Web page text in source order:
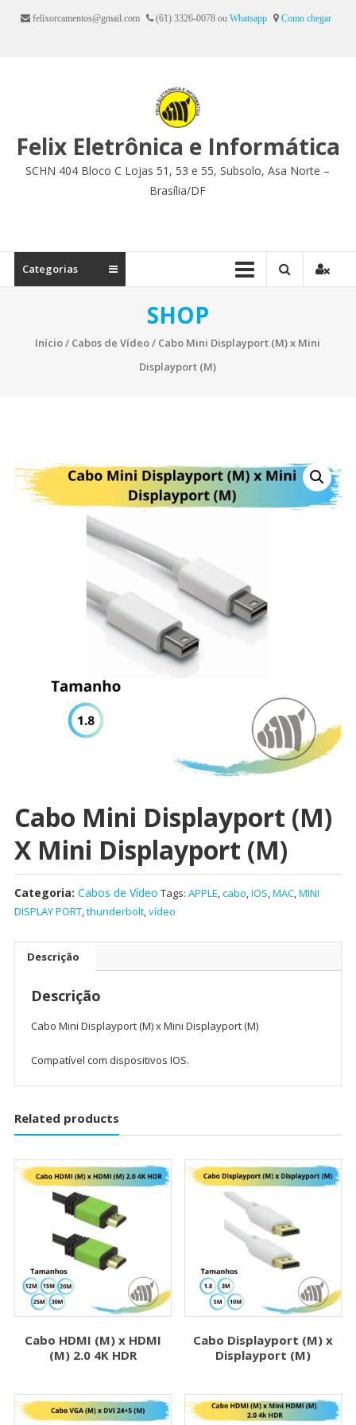
para
felixorcamentos@gmail.com (61) 3326-0078 ou Whatsapp Como chegar
Felix Eletrônica e Informática
SCHN 404 Bloco C Lojas 51, 53 e 55, Subsolo, Asa Norte –
Brasília/DF
Categorias
SHOP
Início/ Cabos de Vídeo/ Cabo Mini Displayport (M) x Mini
Displayport (M)
Cabo Mini Displayport (M)
X Mini Displayport (M)
Categoria: Cabos de Vídeo Tags: APPLE,cabo,IOS,MAC,MINI
DISPLAY PORT,thunderbolt,vídeo
Descrição
Descrição
Cabo Mini Displayport (M) x Mini Displayport (M)
Compatível com dispositivos IOS.
Related products
Cabo HDMI (M) x HDMI
(M) 2.0 4K HDR
Cabo Displayport (M) x
Displayport (M)